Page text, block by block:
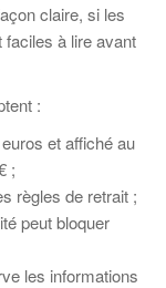
claire, si les
à lire avant
:
et affiché au
;
règles de retrait ;
peut bloquer
les informations